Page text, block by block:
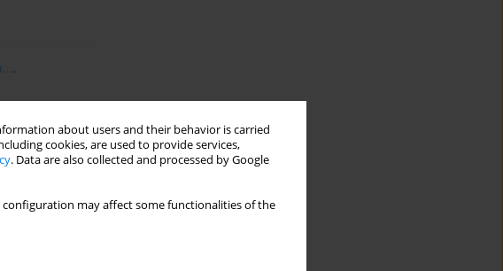
about users and their behavior is carried
cookies, are used to provide services,
. Data are also collected and processed by Google
configuration may affect some functionalities of the
.
biological